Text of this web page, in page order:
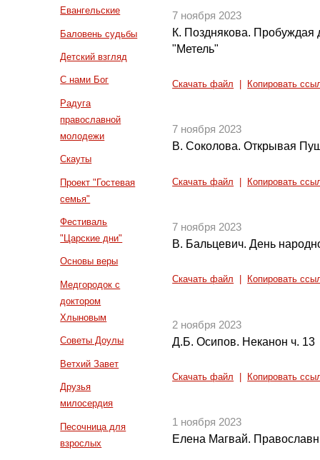
Евангельские
Баловень судьбы
Детский взгляд
С нами Бог
Радуга
православной
молодежи
Скауты
Проект "Гостевая
семья"
Фестиваль
"Царские дни"
Основы веры
Медгородок с
доктором
Хлыновым
Советы Доулы
Ветхий Завет
Друзья
милосердия
Песочница для
взрослых
7 ноября 2023
К. Позднякова.
"Метель"
Скачать файл Копировать
7 ноября 2023
В. Соколова. Открывая
Скачать файл Копировать
7 ноября 2023
В. Бальцевич. День
Скачать файл Копировать
2 ноября 2023
Д.Б. Осипов. Неканон ч. 13
Скачать файл Копировать
1 ноября 2023
Елена Магвай.